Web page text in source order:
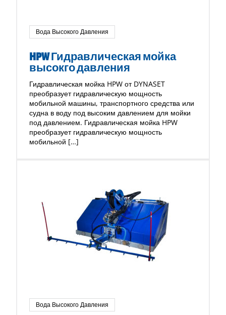
Вода Высокого Давления
HPW Гидравлическая мойка
высокго давления
Гидравлическая мойка HPW от DYNASET
преобразует гидравлическую мощность
мобильной машины, транспортного средства или
судна в воду под высоким давлением для мойки
под давлением. Гидравлическая мойка HPW
преобразует гидравлическую мощность
мобильной […]
Вода Высокого Давления